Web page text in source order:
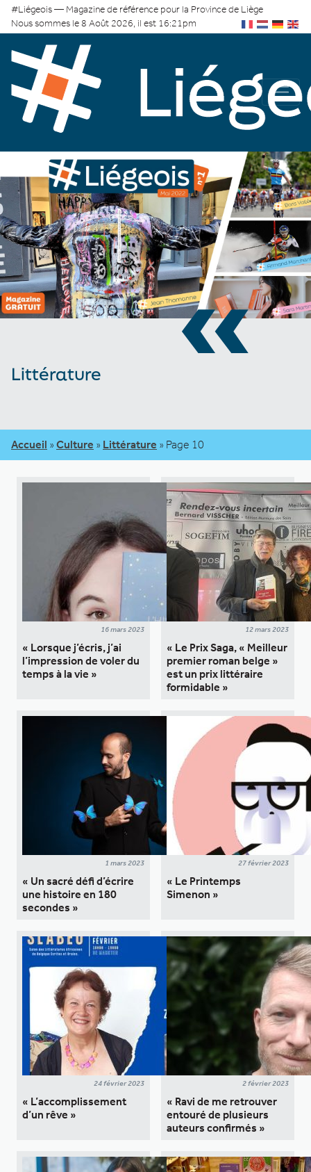
#Liégeois — Magazine de référence pour la Province de Liège
Nous sommes le 8 Août 2026, il est 16:21pm
«
Littérature
Accueil » Culture » Littérature » Page 10
16 mars 2023
« Lorsque j’écris, j’ai
l’impression de voler du
temps à la vie »
12 mars 2023
« Le Prix Saga, « Meilleur
premier roman belge »
est un prix littéraire
formidable »
1 mars 2023
« Un sacré défi d’écrire
une histoire en 180
secondes »
27 février 2023
« Le Printemps
Simenon »
24 février 2023
« L’accomplissement
d’un rêve »
2 février 2023
« Ravi de me retrouver
entouré de plusieurs
auteurs confirmés »